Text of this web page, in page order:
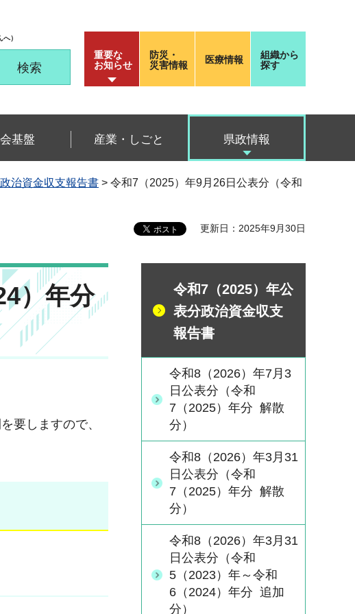
）
重要な
お知らせ
防災・
災害情報
医療情報
組織から
探す
基盤 産業・しごと 県政情報
治資金収支報告書 > 令和7（2025）年9月26日公表分（令和
更新日：2025年9月30日
）年分
要しますので、
令和7（2025）年公
表分政治資金収支
報告書
令和8（2026）年7月3
日公表分（令和
7（2025）年分 解散
分）
令和8（2026）年3月31
日公表分（令和
7（2025）年分 解散
分）
令和8（2026）年3月31
日公表分（令和
5（2023）年～令和
6（2024）年分 追加
分）